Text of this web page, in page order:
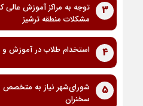
3
توجه به مراکز آموزش عالی
مشکلات منطقه ترشیز
4 استخدام طلاب در آموزش و
5
شورای‌شهر نیاز به متخصص
سخنران